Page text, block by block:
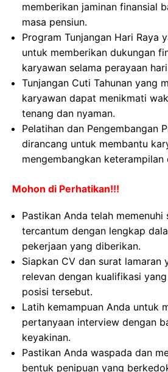
memberikan jaminan finansial
masa pensiun.
Program Tunjangan Hari Raya
untuk memberikan dukungan
karyawan selama perayaan
Tunjangan Cuti Tahunan yang
karyawan dapat menikmati
tenang dan nyaman.
Pelatihan dan Pengembangan
dirancang untuk membantu
mengembangkan keterampilan
Mohon di Perhatikan!!!
Pastikan Anda telah
tercantum dengan lengkap
pekerjaan yang diberikan.
Siapkan CV dan surat lamaran
relevan dengan kualifikasi
posisi tersebut.
Latih kemampuan Anda untuk
pertanyaan interview dengan
keyakinan.
Pastikan Anda waspada dan
bentuk penipuan yang